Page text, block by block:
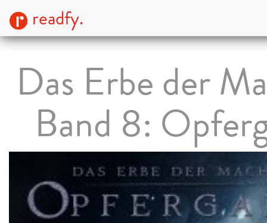
readfy.
Das Erbe der
Band 8: